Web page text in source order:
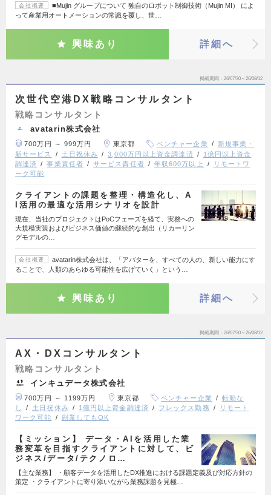
会社概要
■Mujin グループについて 独自のロボット制御技術（Mujin MI） によ
って産業用オートメーションの常識を覆し、世…
興味あり 詳細へ
掲載期間 26/07/30～26/08/12
次世代空港DX戦略コンサルタント
戦略コンサルタント
avatarin株式会社
700万円 ～ 999万円 東京都 ベンチャー企業
新規事業・
新サービス
土日祝休み 3,000万円以上資金調達済
1億円以上資金
調達済
事業責任者 サービス責任者 年収600万以上
リモートワ
ーク可能
クライアントの課題を整理・構造化し、A
I活用の最適な活用シナリオを設計
現在、当社のプロジェクトはPoCフェーズを経て、実務への
大規模実装およびビジネス価値の継続的な創出（リカーリン
グモデルの…
会社概要
avatarin株式会社は、「アバターを、すべての人の、新しい能力にす
ることで、人類のあらゆる可能性を広げていく」という…
興味あり 詳細へ
掲載期間 26/07/30～26/08/12
AX・DXコンサルタント
戦略コンサルタント
インキュデータ株式会社
700万円 ～ 1199万円 東京都 ベンチャー企業
転勤な
し
土日祝休み 1億円以上資金調達済 フレックス勤務
リモート
ワーク可能
副業してもOK
【ミッション】 データ・AIを活用した業
務変革を目指すクライアントに対して、ビ
ジネス/データ/テクノロ…
【主な業務】 ・顧客データを活用したDX推進における課題定義及び対応方針の
策定 ・クライアントに寄り添いながら業務課題を見極…